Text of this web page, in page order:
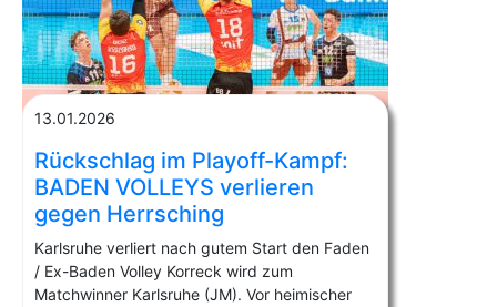
13.01.2026
Rückschlag im Playoff-Kampf:
BADEN VOLLEYS verlieren
gegen Herrsching
Karlsruhe verliert nach gutem Start den Faden
/ Ex-Baden Volley Korreck wird zum
Matchwinner Karlsruhe (JM). Vor heimischer